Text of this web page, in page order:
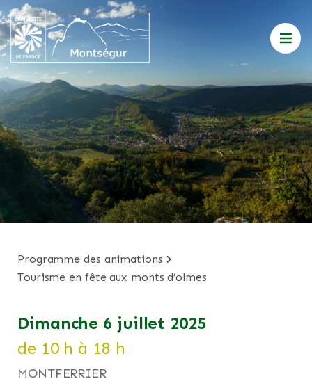
programme des animations
tourisme en fête aux monts d’olmes
dimanche 6 juillet 2025
de 10 h à 18 h
MONTFERRIER